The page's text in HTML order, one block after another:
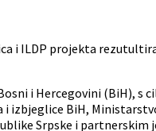
i ILDP projekta
i Hercegovini (BiH), s
BiH,
Srpske i partnerskim